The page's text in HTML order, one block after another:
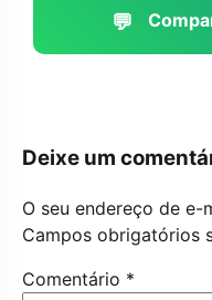
💬
Deixe um
O seu endereço de e-
Campos obrigatórios
Comentário *